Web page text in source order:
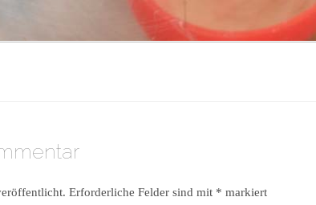
Erforderliche Felder sind mit * markiert